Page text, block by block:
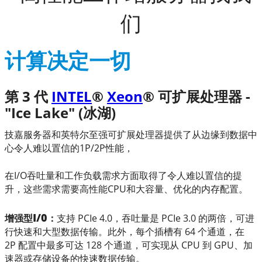
计算决定一切
第 3 代 INTEL® Xeon® 可扩展处理器 -
"Ice Lake" (冰湖)
技嘉服务器和英特尔至强可扩展处理器提供了从边缘到数据中
心令人难以置信的1P/2P性能，
在I/O吞吐量和工作负载需求方面取得了令人难以置信的提
升，这些需求需要高性能CPU和大容量、优化的内存配置。
增强型I/0 ： 支持 PCIe 4.0，吞吐量是 PCIe 3.0 的两倍，可进
行快速和大型数据传输。此外，每个插槽有 64 个通道，在
2P 配置中最多可达 128 个通道，可实现从 CPU 到 GPU、加
速器或存储设备的快速数据传输。